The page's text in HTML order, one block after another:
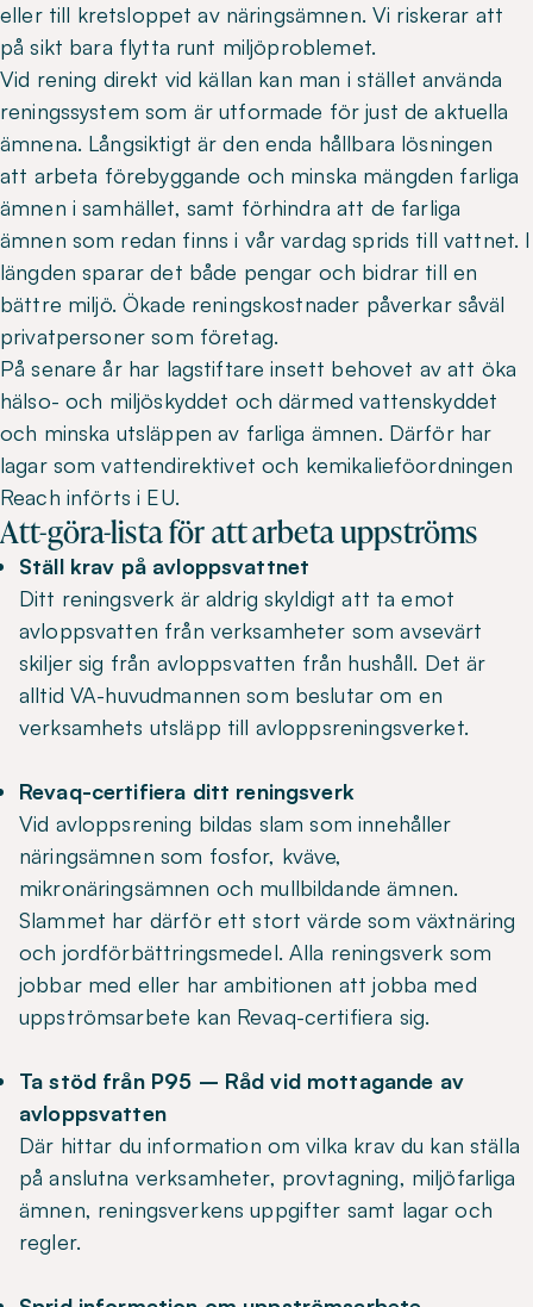
eller till kretsloppet av näringsämnen. Vi riskerar att
på sikt bara flytta runt miljöproblemet.
Vid rening direkt vid källan kan man i stället använda
reningssystem som är utformade för just de aktuella
ämnena. Långsiktigt är den enda hållbara lösningen
att arbeta förebyggande och minska mängden farliga
ämnen i samhället, samt förhindra att de farliga
ämnen som redan finns i vår vardag sprids till vattnet. I
längden sparar det både pengar och bidrar till en
bättre miljö. Ökade reningskostnader påverkar såväl
privatpersoner som företag.
På senare år har lagstiftare insett behovet av att öka
hälso- och miljöskyddet och därmed vattenskyddet
och minska utsläppen av farliga ämnen. Därför har
lagar som vattendirektivet och kemikalieföordningen
Reach införts i EU.
Att-göra-lista för att arbeta uppströms
Ställ krav på avloppsvattnet
Ditt reningsverk är aldrig skyldigt att ta emot
avloppsvatten från verksamheter som avsevärt
skiljer sig från avloppsvatten från hushåll. Det är
alltid VA-huvudmannen som beslutar om en
verksamhets utsläpp till avloppsreningsverket.
Revaq-certifiera ditt reningsverk
Vid avloppsrening bildas slam som innehåller
näringsämnen som fosfor, kväve,
mikronäringsämnen och mullbildande ämnen.
Slammet har därför ett stort värde som växtnäring
och jordförbättringsmedel. Alla reningsverk som
jobbar med eller har ambitionen att jobba med
uppströmsarbete kan Revaq-certifiera sig.
Ta stöd från P95 – Råd vid mottagande av
avloppsvatten
Där hittar du information om vilka krav du kan ställa
på anslutna verksamheter, provtagning, miljöfarliga
ämnen, reningsverkens uppgifter samt lagar och
regler.